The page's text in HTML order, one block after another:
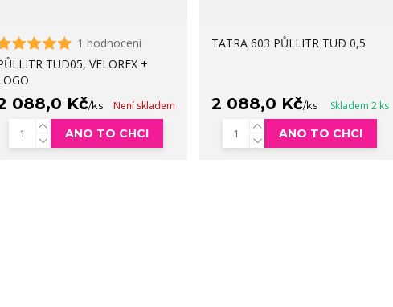
1 hodnocení
TUD05, VELOREX +
088,0 Kč/ks Není skladem
ANO TO CHCI
TATRA 603 PŮLLITR TUD 0,5
2 088,0 Kč/ks Skladem 2 ks
ANO TO CHCI